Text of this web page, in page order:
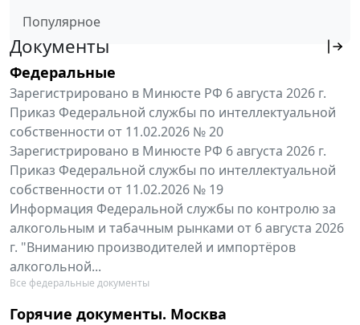
Популярное
Документы
Федеральные
Зарегистрировано в Минюсте РФ 6 августа 2026 г.
Приказ Федеральной службы по интеллектуальной
собственности от 11.02.2026 № 20
Зарегистрировано в Минюсте РФ 6 августа 2026 г.
Приказ Федеральной службы по интеллектуальной
собственности от 11.02.2026 № 19
Информация Федеральной службы по контролю за
алкогольным и табачным рынками от 6 августа 2026
г. "Вниманию производителей и импортёров
алкогольной...
Все федеральные документы
Горячие документы. Москва